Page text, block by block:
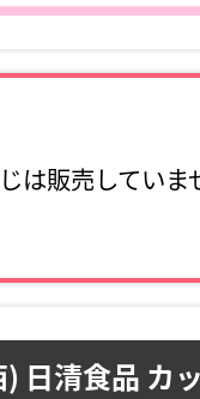
は販売していま
) 日清食品 カ